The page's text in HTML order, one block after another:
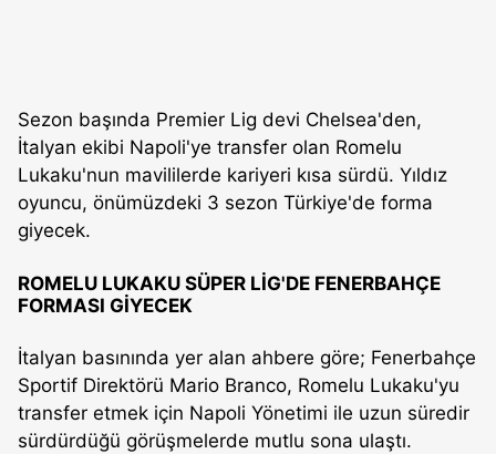
Sezon başında Premier Lig devi Chelsea'den,
İtalyan ekibi Napoli'ye transfer olan Romelu
Lukaku'nun mavililerde kariyeri kısa sürdü. Yıldız
oyuncu, önümüzdeki 3 sezon Türkiye'de forma
giyecek.
ROMELU LUKAKU SÜPER LİG'DE FENERBAHÇE
FORMASI GİYECEK
İtalyan basınında yer alan ahbere göre; Fenerbahçe
Sportif Direktörü Mario Branco, Romelu Lukaku'yu
transfer etmek için Napoli Yönetimi ile uzun süredir
sürdürdüğü görüşmelerde mutlu sona ulaştı.